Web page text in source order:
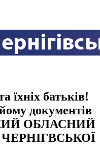
їхніх батьків!
документів
ОБЛАСНИЙ